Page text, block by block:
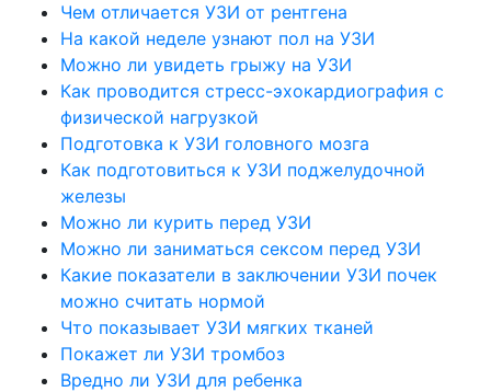
Чем отличается УЗИ от рентгена
На какой неделе узнают пол на УЗИ
Можно ли увидеть грыжу на УЗИ
Как проводится стресс-эхокардиография с
физической нагрузкой
Подготовка к УЗИ головного мозга
Как подготовиться к УЗИ поджелудочной
железы
Можно ли курить перед УЗИ
Можно ли заниматься сексом перед УЗИ
Какие показатели в заключении УЗИ почек
можно считать нормой
Что показывает УЗИ мягких тканей
Покажет ли УЗИ тромбоз
Вредно ли УЗИ для ребенка